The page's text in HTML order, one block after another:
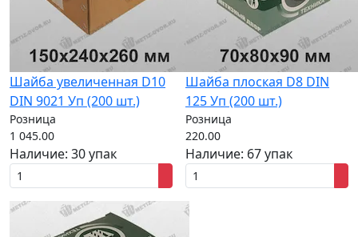
Шайба увеличенная D10
DIN 9021 Уп (200 шт.)
Розница
1 045.00
Наличие: 30 упак
Шайба плоская D8 DIN
125 Уп (200 шт.)
Розница
220.00
Наличие: 67 упак